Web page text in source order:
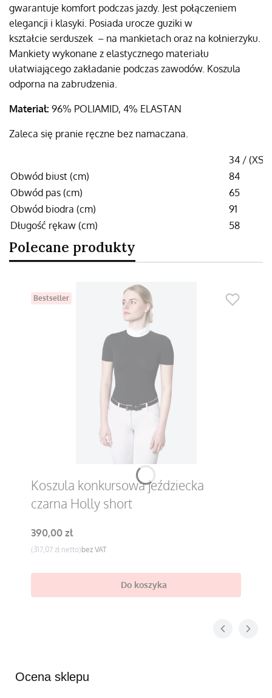
gwarantuje komfort podczas jazdy. Jest połączeniem
elegancji i klasyki. Posiada urocze guziki w
kształcie serduszek – na mankietach oraz na kołnierzyku.
Mankiety wykonane z elastycznego materiału
ułatwiającego zakładanie podczas zawodów. Koszula
odporna na zabrudzenia.
Materiał: 96% POLIAMID, 4% ELASTAN
Zaleca się pranie ręczne bez namaczana.
34 / (XS)
Obwód biust (cm)
84
Obwód pas (cm)
65
Obwód biodra (cm)
91
Długość rękaw (cm)
58
Polecane produkty
Bestseller
Koszula konkursowa jeździecka
czarna Holly short
Cena
390,00 zł
Cena
317,07 zł bez VAT
Do koszyka
Ocena sklepu